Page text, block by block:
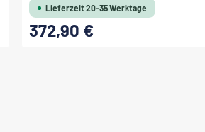
Lieferzeit 20-35 Werktage
Regulärer Preis:
372,90 €